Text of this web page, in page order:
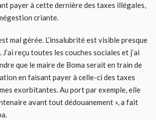
payer à cette dernière des taxes illégales,
criante.
mal gérée. L’insalubrité est visible presque
reçu toutes les couches sociales et j’ai
que le maire de Boma serait en train de
en faisant payer à celle-ci des taxes
exorbitantes. Au port par exemple, elle
avant tout dédouanement », a fait